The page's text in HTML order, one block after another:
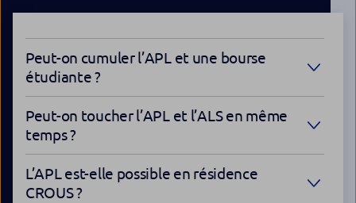
Peut-on cumuler l’APL et une bourse
étudiante ?
Peut-on toucher l’APL et l’ALS en même
temps ?
L’APL est-elle possible en résidence
CROUS ?